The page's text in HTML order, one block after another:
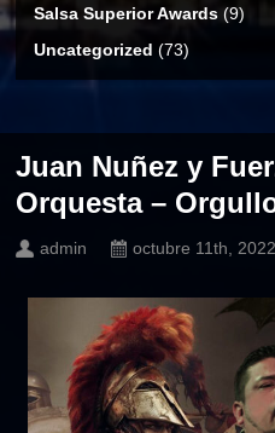
Salsa Superior Awards (9)
Uncategorized (73)
Juan Nuñez y
Orquesta –
admin octubre 11th, 2022